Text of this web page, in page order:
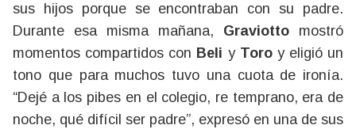
sus hijos porque se encontraban con su padre.
Durante esa misma mañana, Graviotto mostró
momentos compartidos con Beli y Toroy eligió un
tono que para muchos tuvo una cuota de ironía.
“Dejé a los pibes en el colegio, re temprano, era de
noche, qué difícil ser padre”, expresó en una de sus